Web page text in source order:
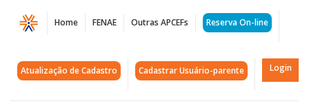
Página
Câmara
aprova
Home FENAE Outras APCEFs Reserva On-line
Atualização de Cadastro Cadastrar Usuário-parente Login